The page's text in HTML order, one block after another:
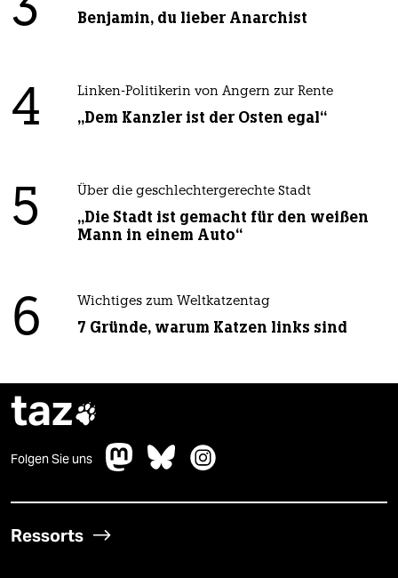
3 Benjamin, du lieber Anarchist
4 Linken-Politikerin von Angern zur Rente
„Dem Kanzler ist der Osten egal“
5 Über die geschlechtergerechte Stadt
„Die Stadt ist gemacht für den weißen
Mann in einem Auto“
6 Wichtiges zum Weltkatzentag
7 Gründe, warum Katzen links sind
taz
Folgen Sie uns
Ressorts